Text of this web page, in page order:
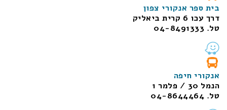
בית ספר אנקורי צפון
דרך עכו 6 קרית ביאליק
טל. 04-8491333
אנקורי חיפה
הנמל 30 / פלמר 1
טל. 04-8644464